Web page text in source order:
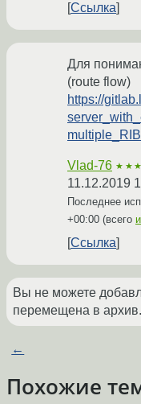
Ссылка
Для
(route flow)
https://
Vlad-76
11.12.2019
Последнее
+00:00 (всего
Ссылка
Вы не можете
перемещена в архив.
←
Похожие